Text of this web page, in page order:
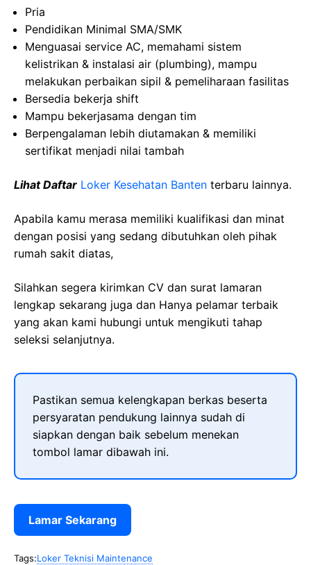
Pria
Pendidikan Minimal SMA/SMK
Menguasai service AC, memahami sistem
kelistrikan & instalasi air (plumbing), mampu
melakukan perbaikan sipil & pemeliharaan fasilitas
Bersedia bekerja shift
Mampu bekerjasama dengan tim
Berpengalaman lebih diutamakan & memiliki
sertifikat menjadi nilai tambah
Lihat Daftar Loker Kesehatan Banten terbaru lainnya.
Apabila kamu merasa memiliki kualifikasi dan minat
dengan posisi yang sedang dibutuhkan oleh pihak
rumah sakit diatas,
Silahkan segera kirimkan CV dan surat lamaran
lengkap sekarang juga dan Hanya pelamar terbaik
yang akan kami hubungi untuk mengikuti tahap
seleksi selanjutnya.
Pastikan semua kelengkapan berkas beserta
persyaratan pendukung lainnya sudah di
siapkan dengan baik sebelum menekan
tombol lamar dibawah ini.
Lamar Sekarang
Tags:Loker Teknisi Maintenance